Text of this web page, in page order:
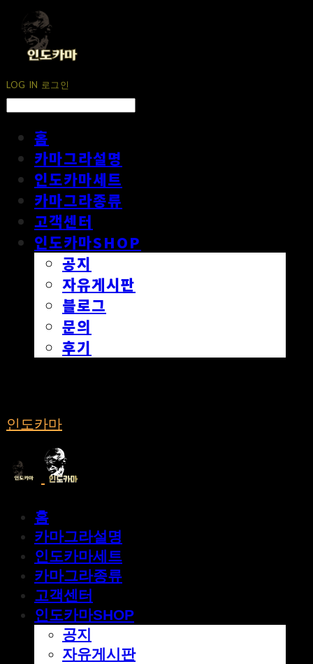
LOG IN 로그인
홈
카마그라설명
인도카마세트
카마그라종류
고객센터
인도카마SHOP
공지
자유게시판
블로그
문의
후기
인도카마
홈
카마그라설명
인도카마세트
카마그라종류
고객센터
인도카마SHOP
공지
자유게시판